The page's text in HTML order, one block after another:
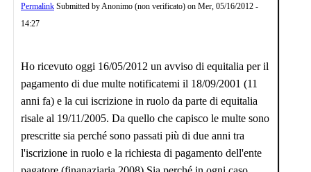
Permalink Submitted byAnonimo (non verificato) on Mer, 05/16/2012 -
14:27
Ho ricevuto oggi 16/05/2012 un avviso di equitalia per il
pagamento di due multe notificatemi il 18/09/2001 (11
anni fa) e la cui iscrizione in ruolo da parte di equitalia
risale al 19/11/2005. Da quello che capisco le multe sono
prescritte sia perché sono passati più di due anni tra
l'iscrizione in ruolo e la richiesta di pagamento dell'ente